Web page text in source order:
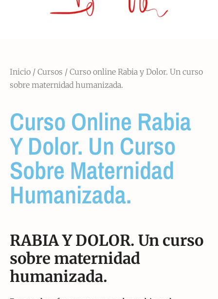
Inicio / Cursos / Curso online Rabia y Dolor. Un curso
sobre maternidad humanizada.
Curso Online Rabia
Y Dolor. Un Curso
Sobre Maternidad
Humanizada.
RABIA Y DOLOR. Un curso
sobre maternidad
humanizada.